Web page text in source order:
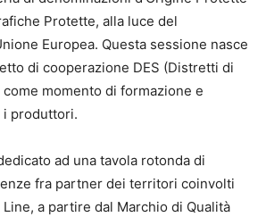
Protette, alla luce del
Europea. Questa sessione nasce
di cooperazione DES (Distretti di
momento di formazione e
i produttori.
ad una tavola rotonda di
fra partner dei territori coinvolti
a partire dal Marchio di Qualità